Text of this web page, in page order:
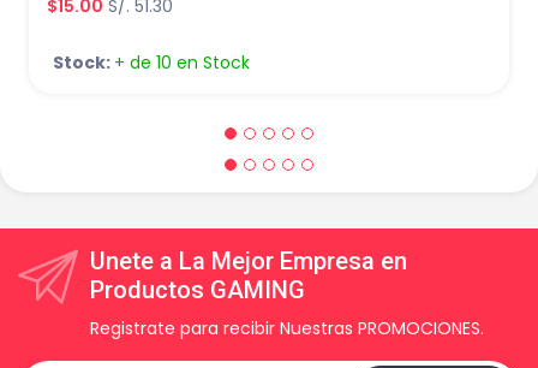
$15.00 S/. 51.30
Stock: + de 10 en Stock
Unete a La Mejor Empresa en
Productos GAMING
Registrate para recibir Nuestras PROMOCIONES.